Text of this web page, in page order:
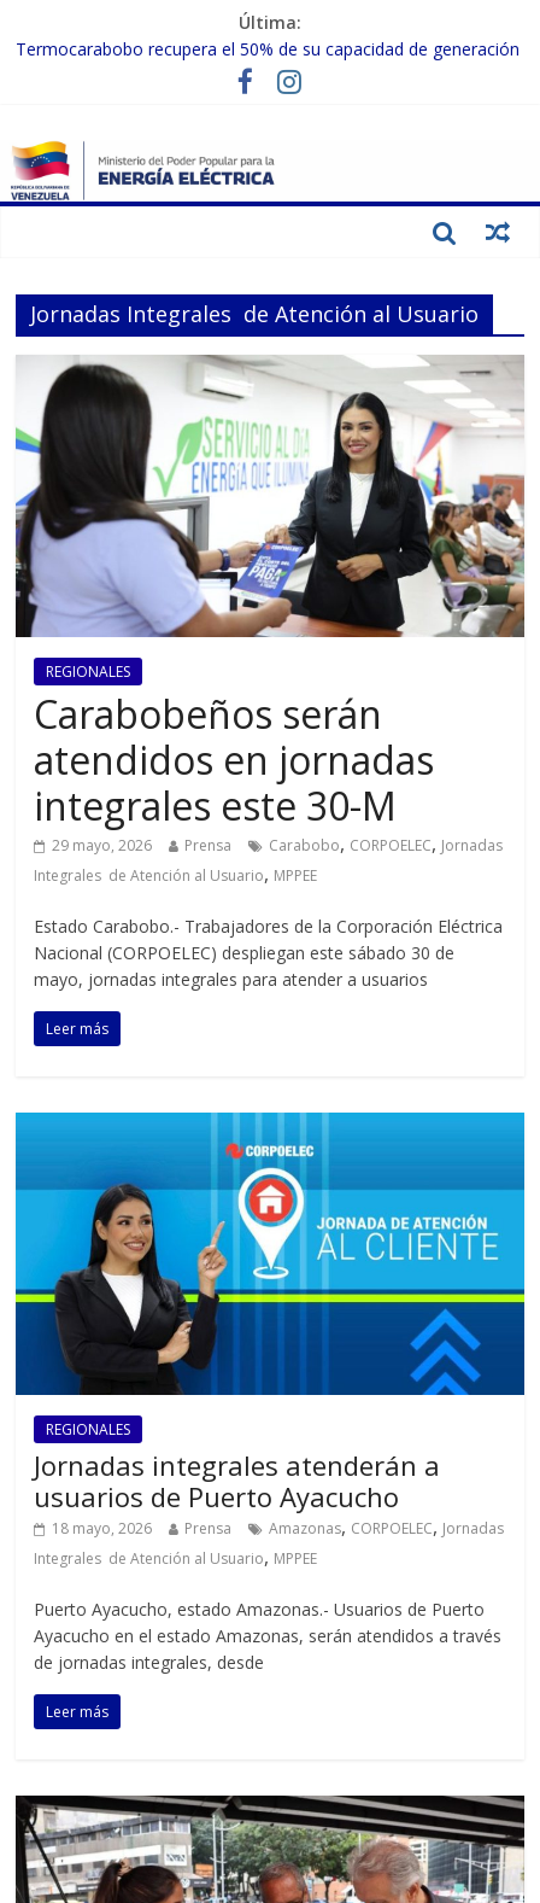
Última:
Termocarabobo recupera el 50% de su capacidad de generación
MPPEE avanza en la recuperación de infraestructuras eléctricas
Gobierno Nacional coordina acciones con el sector privado para
fortalecer el SEN ante el «Súper Niño»
Inspeccionan trabajos de rehabilitación en instalaciones del SEN
Jornadas Integrales de Atención al Usuario
REGIONALES
Carabobeños serán
atendidos en jornadas
integrales este 30-M
29 mayo, 2026 Prensa Carabobo, CORPOELEC, Jornadas
Integrales de Atención al Usuario, MPPEE
Estado Carabobo.- Trabajadores de la Corporación Eléctrica
Nacional (CORPOELEC) despliegan este sábado 30 de
mayo, jornadas integrales para atender a usuarios
Leer más
REGIONALES
Jornadas integrales atenderán a
usuarios de Puerto Ayacucho
18 mayo, 2026 Prensa Amazonas, CORPOELEC, Jornadas
Integrales de Atención al Usuario, MPPEE
Puerto Ayacucho, estado Amazonas.- Usuarios de Puerto
Ayacucho en el estado Amazonas, serán atendidos a través
de jornadas integrales, desde
Leer más